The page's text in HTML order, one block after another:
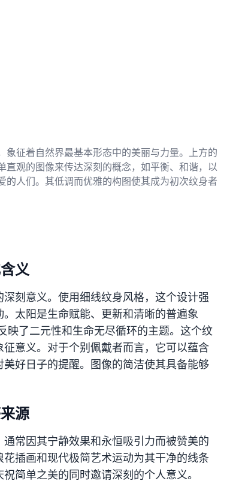
征着自然界最基本形态中的美丽与力量。上方的
观的图像来传达深刻的概念，如平衡、和谐，以
人们。其低调而优雅的构图使其成为初次纹身者
义
刻意义。使用细线纹身风格，这个设计强
太阳是生命赋能、更新和清晰的普遍象
映了二元性和生命无尽循环的主题。这个纹
意义。对于个别佩戴者而言，它可以蕴含
好日子的提醒。图像的简洁使其具备能够
源
常因其宁静效果和永恒吸引力而被赞美的
插画和现代极简艺术运动为其干净的线条
简单之美的同时邀请深刻的个人意义。